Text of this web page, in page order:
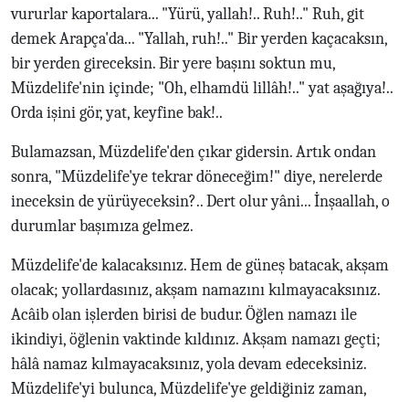
vururlar kaportalara... "Yürü, yallah!.. Ruh!.." Ruh, git
demek Arapça'da... "Yallah, ruh!.." Bir yerden kaçacaksın,
bir yerden gireceksin. Bir yere başını soktun mu,
Müzdelife'nin içinde; "Oh, elhamdü lillâh!.." yat aşağıya!..
Orda işini gör, yat, keyfine bak!..
Bulamazsan, Müzdelife'den çıkar gidersin. Artık ondan
sonra, "Müzdelife'ye tekrar döneceğim!" diye, nerelerde
ineceksin de yürüyeceksin?.. Dert olur yâni... İnşaallah, o
durumlar başımıza gelmez.
Müzdelife'de kalacaksınız. Hem de güneş batacak, akşam
olacak; yollardasınız, akşam namazını kılmayacaksınız.
Acâib olan işlerden birisi de budur. Öğlen namazı ile
ikindiyi, öğlenin vaktinde kıldınız. Akşam namazı geçti;
hâlâ namaz kılmayacaksınız, yola devam edeceksiniz.
Müzdelife'yi bulunca, Müzdelife'ye geldiğiniz zaman,